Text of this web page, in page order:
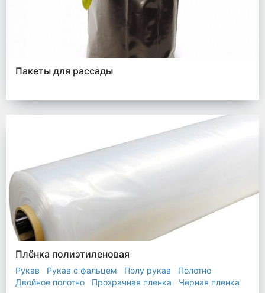
Пакеты для рассады
Плёнка полиэтиленовая
Рукав Рукав с фальцем Полу рукав
Полотно
Двойное полотно
Прозрачная пленка Черная пленка